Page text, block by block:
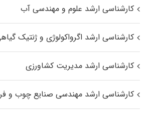
کارشناسی ارشد علوم و مهندسی آب
کارشناسی ارشد اگرواکولوژی و ژنتیک
کارشناسی ارشد مدیریت کشاورزی
کارشناسی ارشد مهندسی صنایع چوب و